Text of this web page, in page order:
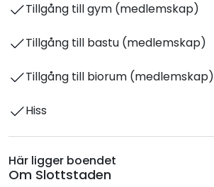
Tillgång till gym (medlemskap)
Tillgång till bastu (medlemskap)
Tillgång till biorum (medlemskap)
Hiss
Här ligger boendet
Om Slottstaden